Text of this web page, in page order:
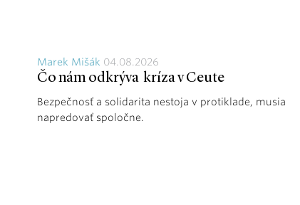
Marek Mišák 04.08.2026
Čo nám odkrýva kríza v Ceute
Bezpečnosť a solidarita nestoja v protiklade, musia
napredovať spoločne.